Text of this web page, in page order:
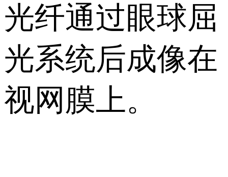
光纤通过眼球屈
光系统后成像在
视网膜上。